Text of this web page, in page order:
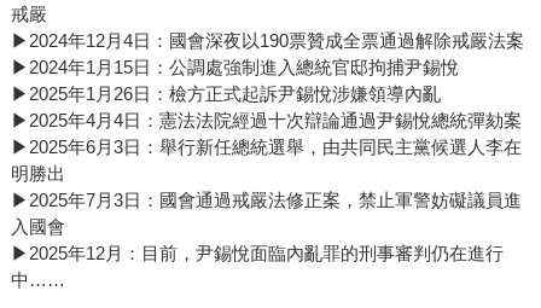
戒嚴
▶2024年12月4日：國會深夜以190票贊成全票通過解除戒嚴法案
▶2024年1月15日：公調處強制進入總統官邸拘捕尹錫悅
▶2025年1月26日：檢方正式起訴尹錫悅涉嫌領導內亂
▶2025年4月4日：憲法法院經過十次辯論通過尹錫悅總統彈劾案
▶2025年6月3日：舉行新任總統選舉，由共同民主黨候選人李在
明勝出
▶2025年7月3日：國會通過戒嚴法修正案，禁止軍警妨礙議員進
入國會
▶2025年12月：目前，尹錫悅面臨內亂罪的刑事審判仍在進行
中……